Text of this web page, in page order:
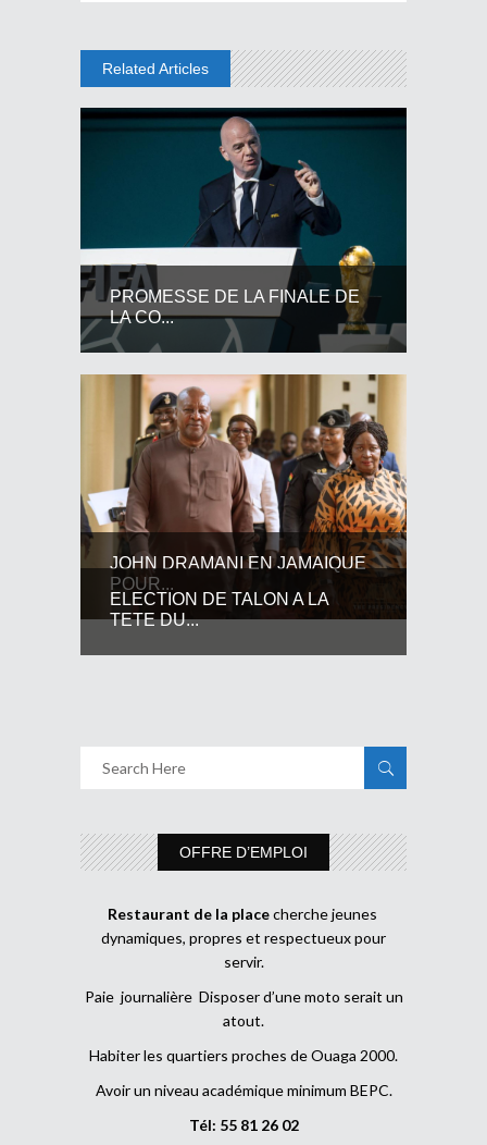
Related Articles
PROMESSE DE LA FINALE DE
LA CO...
JOHN DRAMANI EN JAMAIQUE
POUR...
ELECTION DE TALON A LA
TETE DU...
OFFRE D’EMPLOI
Restaurant de la placecherche jeunes
dynamiques, propres et respectueux pour
servir.
Paie journalière Disposer d’une moto serait un
atout.
Habiter les quartiers proches de Ouaga 2000.
Avoir un niveau académique minimum BEPC.
Tél: 55 81 26 02